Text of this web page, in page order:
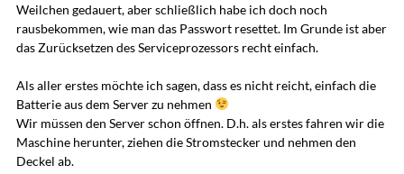
Weilchen gedauert, aber schließlich habe ich doch noch
rausbekommen, wie man das Passwort resettet. Im Grunde ist aber
das Zurücksetzen des Serviceprozessors recht einfach.
Als aller erstes möchte ich sagen, dass es nicht reicht, einfach die
Batterie aus dem Server zu nehmen
Wir müssen den Server schon öffnen. D.h. als erstes fahren wir die
Maschine herunter, ziehen die Stromstecker und nehmen den
Deckel ab.